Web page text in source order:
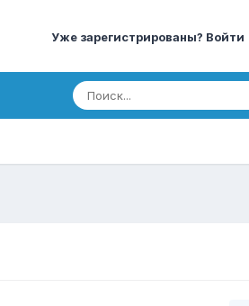
Уже зарегистрированы? Войти